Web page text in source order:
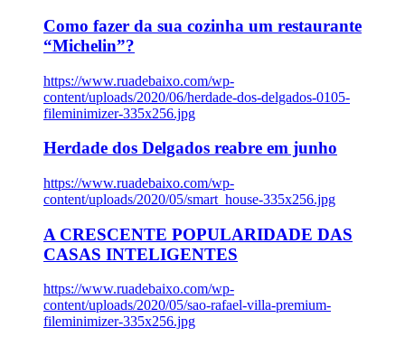
Como fazer da sua cozinha um restaurante
“Michelin”?
https://www.ruadebaixo.com/wp-
content/uploads/2020/06/herdade-dos-delgados-0105-
fileminimizer-335x256.jpg
Herdade dos Delgados reabre em junho
https://www.ruadebaixo.com/wp-
content/uploads/2020/05/smart_house-335x256.jpg
A CRESCENTE POPULARIDADE DAS
CASAS INTELIGENTES
https://www.ruadebaixo.com/wp-
content/uploads/2020/05/sao-rafael-villa-premium-
fileminimizer-335x256.jpg